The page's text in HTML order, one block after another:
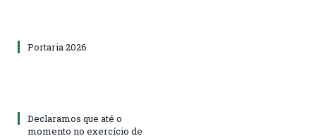
Portaria 2026
Declaramos que até o
momento no exercício de